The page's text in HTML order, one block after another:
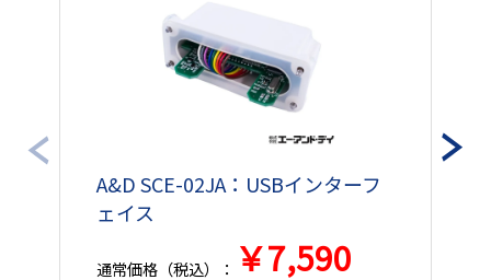
￥79,099円
（￥87,008円）
￥79,099円
お問い合わせください
100510372
A&D SCE-02JA：USBインターフ
ェイス
通常価格（税込）： ￥7,590